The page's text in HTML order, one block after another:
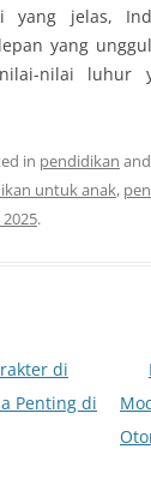
yang jelas,
yang
nilai luhur
in pendidikan
untuk anak,
.
di
Penting di